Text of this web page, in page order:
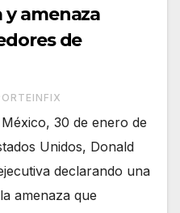
y amenaza
de
30 de enero de
Unidos, Donald
declarando una
amenaza que